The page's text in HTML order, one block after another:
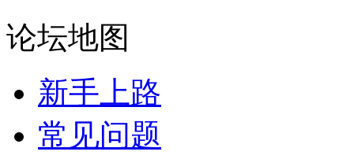
论坛地图
新手上路
常见问题